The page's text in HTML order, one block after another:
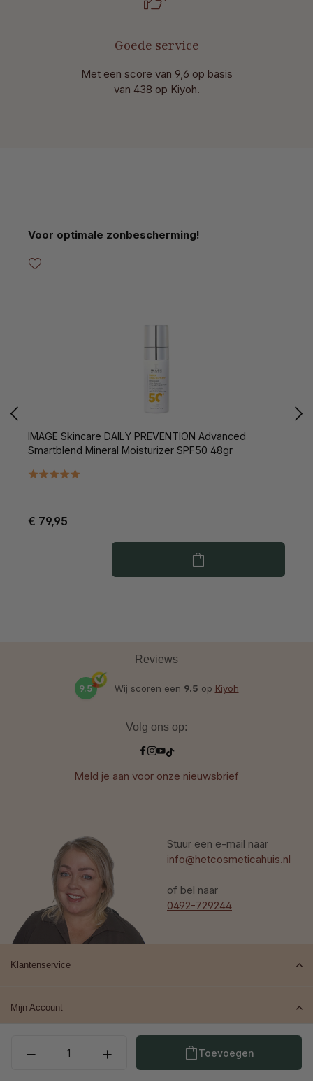
Producthoeveelheid:
Toevoegen
Goede service
Met een score van 9,6 op basis
van 438 op Kiyoh.
Productgalerij overslaan
Voor optimale zonbescherming!
IMAGE Skincare DAILY PREVENTION Advanced
Smartblend Mineral Moisturizer SPF50 48gr
€ 79,95
Stuur een e-mail naar
info@hetcosmeticahuis.nl
of bel naar
0492-729244
Reviews
9.5 Wij scoren een 9.5 op Kiyoh
Volg ons op:
Meld je aan voor onze nieuwsbrief
Klantenservice
Mijn Account